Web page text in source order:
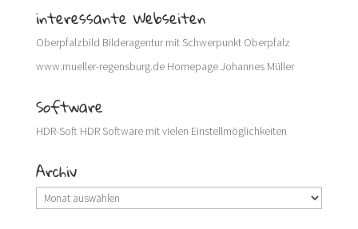
interessante Webseiten
Oberpfalzbild Bilderagentur mit Schwerpunkt Oberpfalz
www.mueller-regensburg.deHomepage Johannes Müller
Software
HDR-SoftHDR Software mit vielen Einstellmöglichkeiten
Archiv
Archiv